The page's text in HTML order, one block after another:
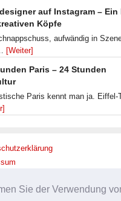
Sie der Verwendung
auf Instagram – Ein
Köpfe
aufwändig in
[Weiter]
Paris – 24 Stunden
Paris kennt man ja. Eiffel-
·SLEEK THEME ONGENESIS